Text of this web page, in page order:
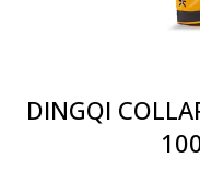
DINGQI